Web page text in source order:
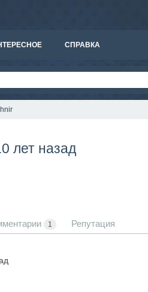
СПРАВКА
лет назад
1 Репутация